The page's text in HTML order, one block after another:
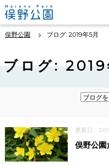
俣野公園 ブログ: 2019年5月
ブログ: 2019
更新日：
俣野公